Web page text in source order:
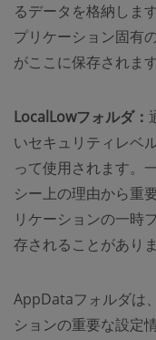
るデータを格納しま
プリケーション固有
がここに保存されます
LocalLowフォルダ：
いセキュリティレベ
って使用されます。
シー上の理由から重
リケーションの一時
存されることがありま
AppDataフォルダは
ションの重要な設定